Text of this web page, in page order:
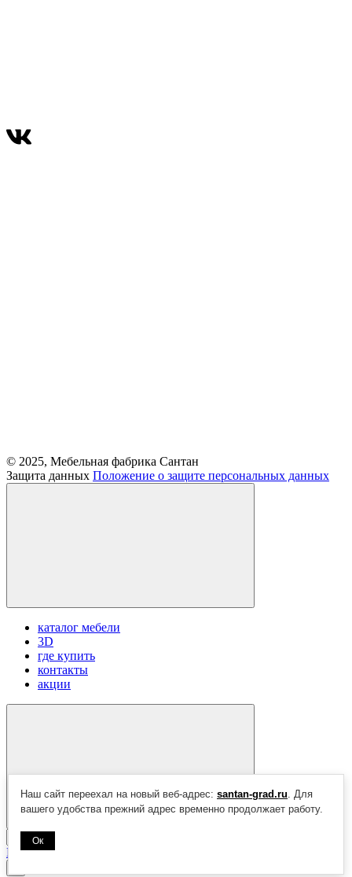
© 2025, Мебельная фабрика Сантан
Защита данных Положение о защите персональных данных
каталог мебели
3D
где купить
контакты
акции
Показать
Наш сайт переехал на новый веб-адрес: santan-grad.ru. Для
вашего удобства прежний адрес временно продолжает работу.
Ок